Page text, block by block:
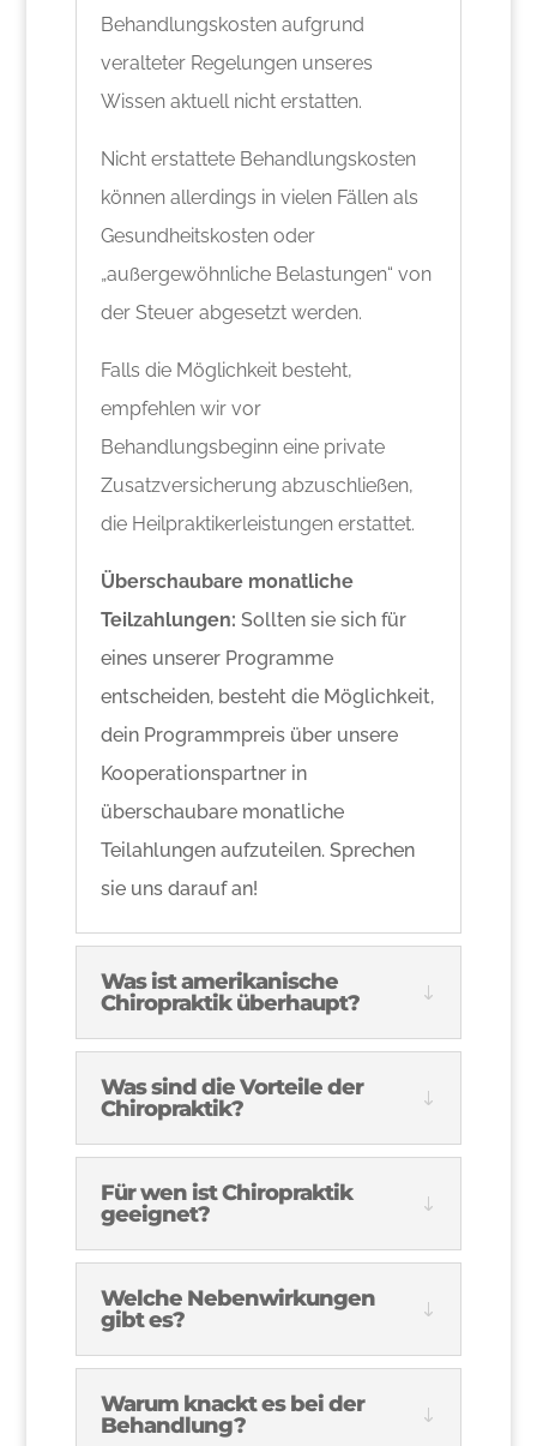
Behandlungskosten aufgrund
veralteter Regelungen unseres
Wissen aktuell nicht erstatten.
Nicht erstattete Behandlungskosten
können allerdings in vielen Fällen als
Gesundheitskosten oder
„außergewöhnliche Belastungen“ von
der Steuer abgesetzt werden.
Falls die Möglichkeit besteht,
empfehlen wir vor
Behandlungsbeginn eine private
Zusatzversicherung abzuschließen,
die Heilpraktikerleistungen erstattet.
Überschaubare monatliche
Teilzahlungen: Sollten sie sich für
eines unserer Programme
entscheiden, besteht die Möglichkeit,
dein Programmpreis über unsere
Kooperationspartner in
überschaubare monatliche
Teilahlungen aufzuteilen. Sprechen
sie uns darauf an!
Was ist amerikanische
Chiropraktik überhaupt?
Was sind die Vorteile der
Chiropraktik?
Für wen ist Chiropraktik
geeignet?
Welche Nebenwirkungen
gibt es?
Warum knackt es bei der
Behandlung?